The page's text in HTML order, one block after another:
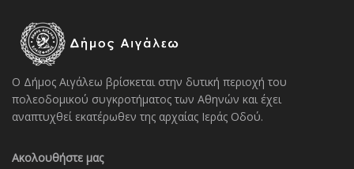
Ο Δήμος Αιγάλεω βρίσκεται στην δυτική περιοχή του
πολεοδομικού συγκροτήματος των Αθηνών και έχει
αναπτυχθεί εκατέρωθεν της αρχαίας Ιεράς Οδού.
Ακολουθήστε μας